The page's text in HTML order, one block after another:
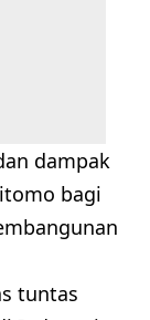
dampak
bagi
tuntas